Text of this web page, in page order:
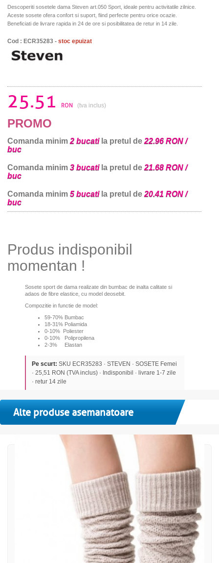
Descoperiti sosetele dama Steven art.050 Sport, ideale pentru activitatile zilnice.
Aceste sosete ofera confort si suport, fiind perfecte pentru orice ocazie.
Beneficiati de livrare rapida in 24 de ore si posibilitatea de retur in 14 zile.
Cod : ECR35283 - stoc epuizat
25.51 RON (tva inclus)
PROMO
Comanda minim 2 bucatila pretul de 22.96 RON /
buc
Comanda minim 3 bucatila pretul de 21.68 RON /
buc
Comanda minim 5 bucatila pretul de 20.41 RON /
buc
Produs indisponibil
momentan !
Sosete sport de dama realizate din bumbac de inalta calitate si
adaos de fibre elastice, cu model deosebit.
Compozitie in functie de model:
59-70% Bumbac
18-31% Poliamida
0-10% Poliester
0-10% Polipropilena
2-3% Elastan
Pe scurt: SKU ECR35283 · STEVEN · SOSETE Femei
· 25,51 RON (TVA inclus) · Indisponibil · livrare 1-7 zile
· retur 14 zile
Alte produse asemanatoare